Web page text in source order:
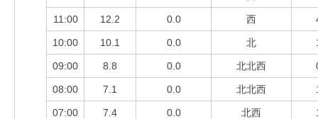
11:00 12.2 0.0 西
10:00 10.1 0.0 北
09:00 8.8 0.0 北北西
08:00 7.1 0.0 北北西
07:00 7.4 0.0 北西